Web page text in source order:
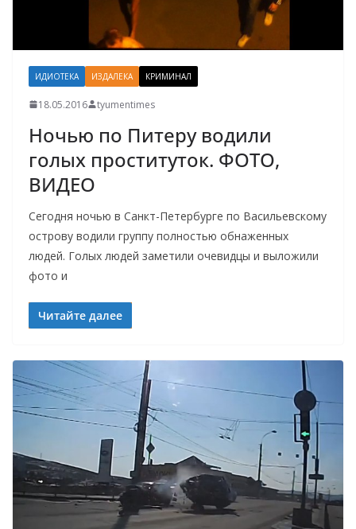
ИДИОТЕКА ИЗДАЛЕКА КРИМИНАЛ
18.05.2016 tyumentimes
Ночью по Питеру водили
голых проституток. ФОТО,
ВИДЕО
Сегодня ночью в Санкт-Петербурге по Васильевскому
острову водили группу полностью обнаженных
людей. Голых людей заметили очевидцы и выложили
фото и
Читайте далее